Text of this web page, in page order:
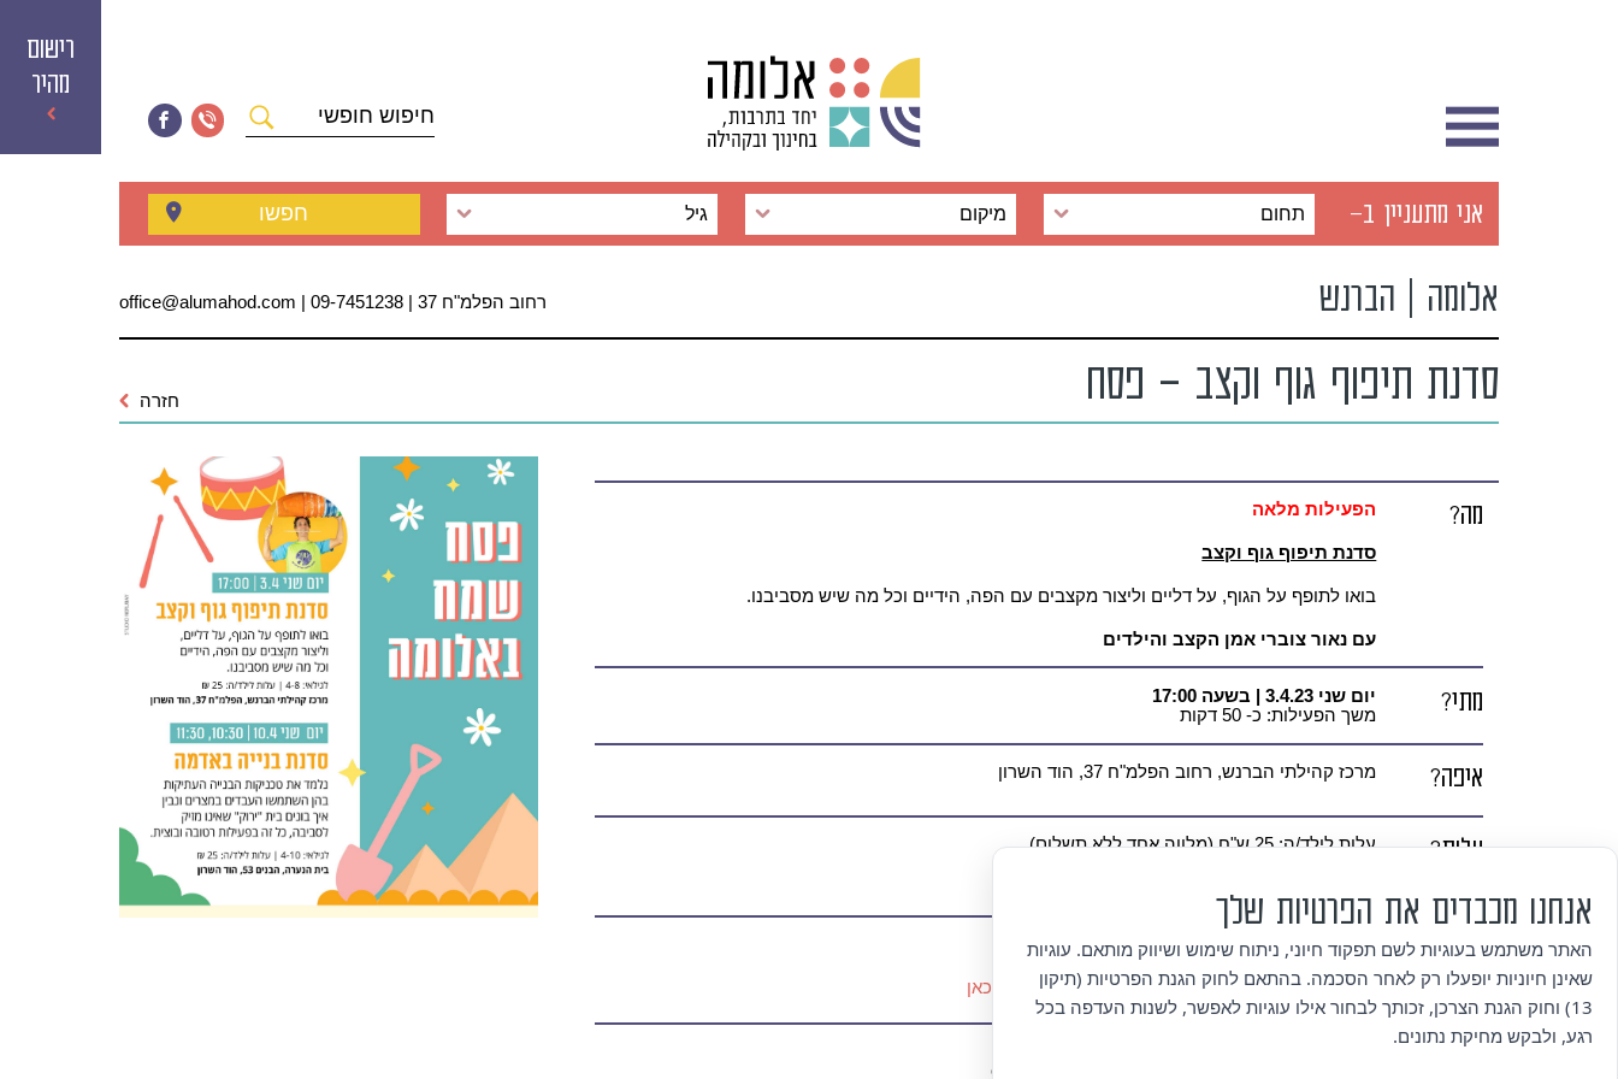
רישום
מהיר
חופשי
אני מתעניין ב- תחום מיקום גיל חפשו
אלומה | הברנש רחוב הפלמ"ח 37 | 09-7451238 | office@alumahod.com
סדנת תיפוף גוף וקצב – פסח חזרה
מה? הפעילות מלאה
סדנת תיפוף גוף וקצב
בואו לתופף על הגוף, על דליים וליצור מקצבים עם הפה, הידיים וכל מה שיש מסביבנו.
עם נאור צוברי אמן הקצב והילדים
מתי? יום שני 3.4.23 | בשעה
17:00
משך הפעילות: כ- 50 דקות
איפה? מרכז קהילתי הברנש, רחוב הפלמ"ח 37, הוד השרון
עלות? עלות לילד/ה: 25 ש"ח (מלווה אחד ללא תשלום)
איך
נרשמים?
להרשמה:ההרשמה הסתיימה
להרשמה לפעילות בנייה באדמה בחול המועד- לחץ כאן
אנחנו מכבדים את הפרטיות שלך
האתר משתמש בעוגיות לשם תפקוד חיוני, ניתוח שימוש ושיווק מותאם. עוגיות
שאינן חיוניות יופעלו רק לאחר הסכמה. בהתאם לחוק הגנת הפרטיות (תיקון
13) וחוק הגנת הצרכן, זכותך לבחור אילו עוגיות לאפשר, לשנות העדפה בכל
רגע, ולבקש מחיקת נתונים.